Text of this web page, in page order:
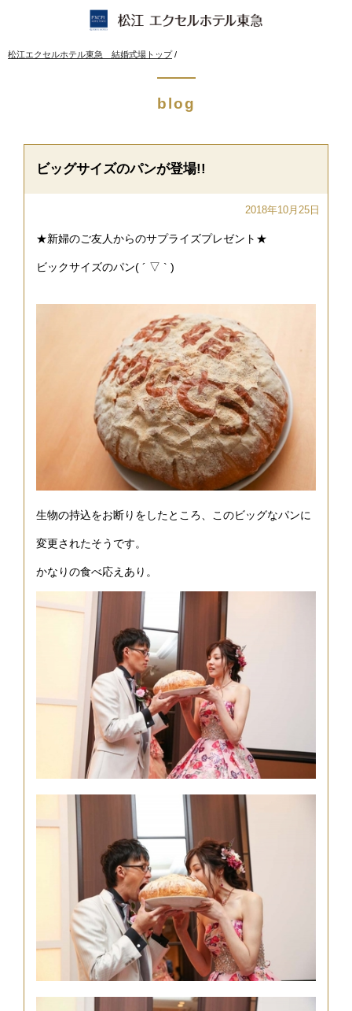
このページの本文へ
現
松江エクセルホテル東急 結婚式場トップ/
blog
ビッグサイズのパンが登場!!
2018年10月25日
★新婦のご友人からのサプライズプレゼント★
ビックサイズのパン( ´ ▽ ` )
生物の持込をお断りをしたところ、このビッグなパンに
変更されたそうです。
かなりの食べ応えあり。